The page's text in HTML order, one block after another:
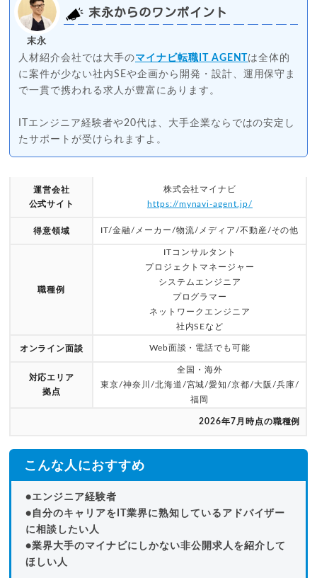
末永
末永からのワンポイント
人材紹介会社では大手のマイナビ転職IT AGENT は全体的
に案件が少ない社内SEや企画から開発・設計、運用保守ま
で一貫で携われる求人が豊富にあります。
ITエンジニア経験者や20代は、大手企業ならではの安定し
たサポートが受けられますよ。
運営会社
公式サイト
株式会社マイナビ
https://mynavi-agent.jp/
得意領域 IT/金融/メーカー/物流/メディア/不動産/その他
職種例
ITコンサルタント
プロジェクトマネージャー
システムエンジニア
プログラマー
ネットワークエンジニア
社内SEなど
オンライン面談 Web面談・電話でも可能
対応エリア
拠点
全国・海外
東京/神奈川/北海道/宮城/愛知/京都/大阪/兵庫/
福岡
2026年7月時点の職種例
こんな人におすすめ
●エンジニア経験者
●自分のキャリアをIT業界に熟知しているアドバイザー
に相談したい人
●業界大手のマイナビにしかない非公開求人を紹介して
ほしい人